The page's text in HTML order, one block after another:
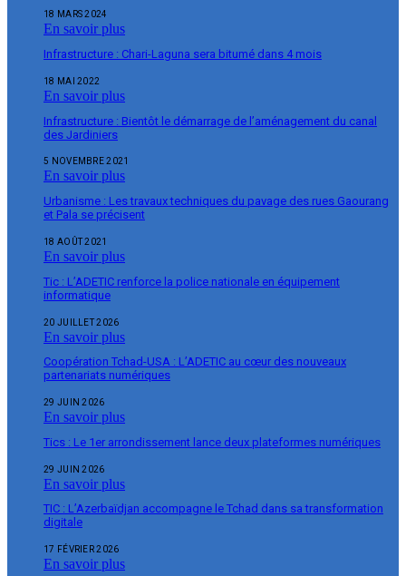
18 MARS 2024
En savoir plus
Infrastructure : Chari-Laguna sera bitumé dans 4 mois
18 MAI 2022
En savoir plus
Infrastructure : Bientôt le démarrage de l’aménagement du canal
des Jardiniers
5 NOVEMBRE 2021
En savoir plus
Urbanisme : Les travaux techniques du pavage des rues Gaourang
et Pala se précisent
18 AOÛT 2021
En savoir plus
Tic : L’ADETIC renforce la police nationale en équipement
informatique
20 JUILLET 2026
En savoir plus
Coopération Tchad-USA : L’ADETIC au cœur des nouveaux
partenariats numériques
29 JUIN 2026
En savoir plus
Tics : Le 1er arrondissement lance deux plateformes numériques
29 JUIN 2026
En savoir plus
TIC : L’Azerbaïdjan accompagne le Tchad dans sa transformation
digitale
17 FÉVRIER 2026
En savoir plus